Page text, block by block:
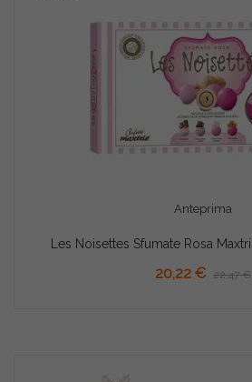
Anteprima
20,22 € 22,47 €